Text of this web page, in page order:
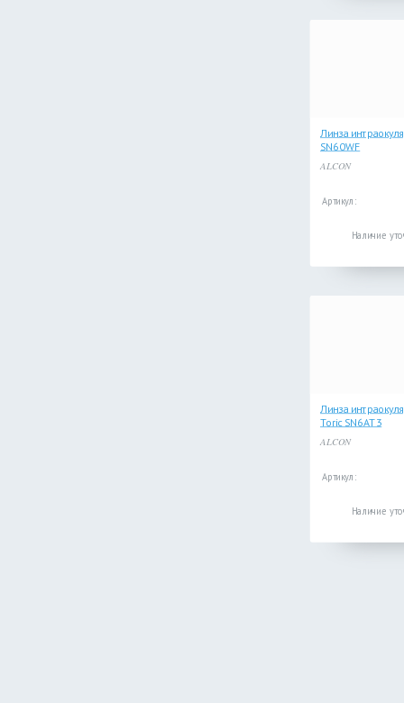
Линза
SN60WF
ALCON
Артикул:
Наличие
Линза
Toric SN6AT3
ALCON
Артикул:
Наличие